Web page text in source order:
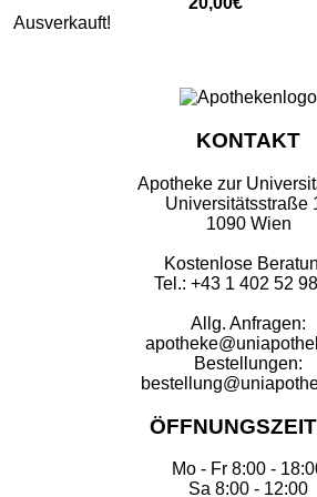
Ausverkauft!
KONTAKT
Apotheke zur
Universitätsstraße
1090 Wien
Kostenlose
Tel.: +43 1 402 52
Allg. Anfragen:
Bestellungen:
Mo - Fr 8:00 -
Sa 8:00 - 12:00